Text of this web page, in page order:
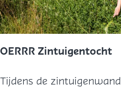
OERRR Zintuigentocht
O
Tijdens de